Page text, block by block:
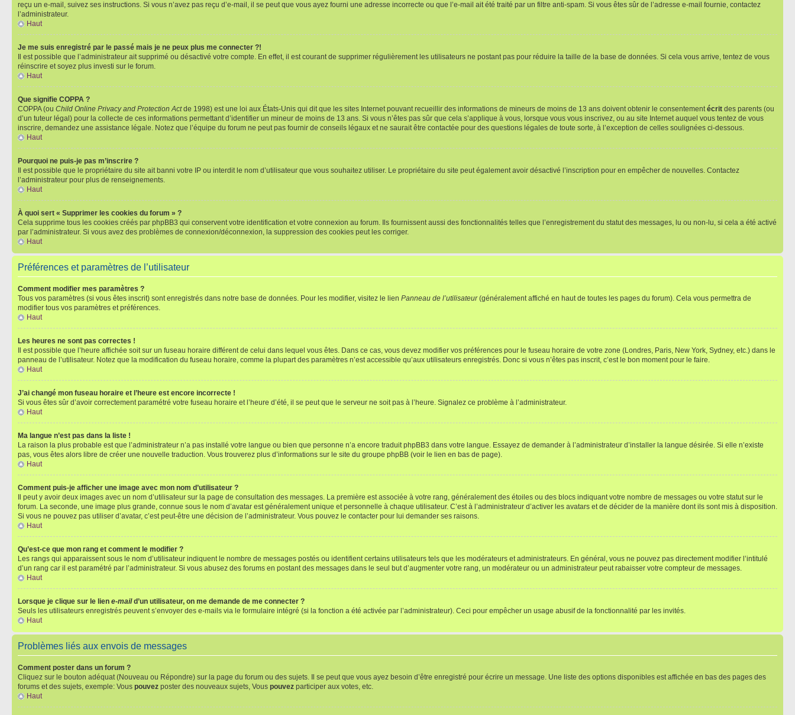
reçu un e-mail, suivez ses instructions. Si vous n’avez pas reçu d’e-mail, il se peut que vous ayez fourni une adresse incorrecte ou que l’e-mail ait été traité par un filtre anti-spam. Si vous êtes sûr de l’adresse e-mail fournie, contactez
l’administrateur.
Haut
Je me suis enregistré par le passé mais je ne peux plus me connecter ?!
Il est possible que l’administrateur ait supprimé ou désactivé votre compte. En effet, il est courant de supprimer régulièrement les utilisateurs ne postant pas pour réduire la taille de la base de données. Si cela vous arrive, tentez de vous
réinscrire et soyez plus investi sur le forum.
Haut
Que signifie COPPA ?
COPPA (ou Child Online Privacy and Protection Actde 1998) est une loi aux États-Unis qui dit que les sites Internet pouvant recueillir des informations de mineurs de moins de 13 ans doivent obtenir le consentementécrit des parents (ou
d’un tuteur légal) pour la collecte de ces informations permettant d’identifier un mineur de moins de 13 ans. Si vous n’êtes pas sûr que cela s’applique à vous, lorsque vous vous inscrivez, ou au site Internet auquel vous tentez de vous
inscrire, demandez une assistance légale. Notez que l’équipe du forum ne peut pas fournir de conseils légaux et ne saurait être contactée pour des questions légales de toute sorte, à l’exception de celles soulignées ci-dessous.
Haut
Pourquoi ne puis-je pas m’inscrire ?
Il est possible que le propriétaire du site ait banni votre IP ou interdit le nom d’utilisateur que vous souhaitez utiliser. Le propriétaire du site peut également avoir désactivé l’inscription pour en empêcher de nouvelles. Contactez
l’administrateur pour plus de renseignements.
Haut
À quoi sert « Supprimer les cookies du forum » ?
Cela supprime tous les cookies créés par phpBB3 qui conservent votre identification et votre connexion au forum. Ils fournissent aussi des fonctionnalités telles que l’enregistrement du statut des messages, lu ou non-lu, si cela a été activé
par l’administrateur. Si vous avez des problèmes de connexion/déconnexion, la suppression des cookies peut les corriger.
Haut
Préférences et paramètres de l’utilisateur
Comment modifier mes paramètres ?
Tous vos paramètres (si vous êtes inscrit) sont enregistrés dans notre base de données. Pour les modifier, visitez le lien Panneau de l’utilisateur(généralement affiché en haut de toutes les pages du forum). Cela vous permettra de
modifier tous vos paramètres et préférences.
Haut
Les heures ne sont pas correctes !
Il est possible que l’heure affichée soit sur un fuseau horaire différent de celui dans lequel vous êtes. Dans ce cas, vous devez modifier vos préférences pour le fuseau horaire de votre zone (Londres, Paris, New York, Sydney, etc.) dans le
panneau de l’utilisateur. Notez que la modification du fuseau horaire, comme la plupart des paramètres n’est accessible qu’aux utilisateurs enregistrés. Donc si vous n’êtes pas inscrit, c’est le bon moment pour le faire.
Haut
J’ai changé mon fuseau horaire et l’heure est encore incorrecte !
Si vous êtes sûr d’avoir correctement paramétré votre fuseau horaire et l’heure d’été, il se peut que le serveur ne soit pas à l’heure. Signalez ce problème à l’administrateur.
Haut
Ma langue n’est pas dans la liste !
La raison la plus probable est que l’administrateur n’a pas installé votre langue ou bien que personne n’a encore traduit phpBB3 dans votre langue. Essayez de demander à l’administrateur d’installer la langue désirée. Si elle n’existe
pas, vous êtes alors libre de créer une nouvelle traduction. Vous trouverez plus d’informations sur le site du groupe phpBB (voir le lien en bas de page).
Haut
Comment puis-je afficher une image avec mon nom d’utilisateur ?
Il peut y avoir deux images avec un nom d’utilisateur sur la page de consultation des messages. La première est associée à votre rang, généralement des étoiles ou des blocs indiquant votre nombre de messages ou votre statut sur le
forum. La seconde, une image plus grande, connue sous le nom d’avatar est généralement unique et personnelle à chaque utilisateur. C’est à l’administrateur d’activer les avatars et de décider de la manière dont ils sont mis à disposition.
Si vous ne pouvez pas utiliser d’avatar, c’est peut-être une décision de l’administrateur. Vous pouvez le contacter pour lui demander ses raisons.
Haut
Qu’est-ce que mon rang et comment le modifier ?
Les rangs qui apparaissent sous le nom d’utilisateur indiquent le nombre de messages postés ou identifient certains utilisateurs tels que les modérateurs et administrateurs. En général, vous ne pouvez pas directement modifier l’intitulé
d’un rang car il est paramétré par l’administrateur. Si vous abusez des forums en postant des messages dans le seul but d’augmenter votre rang, un modérateur ou un administrateur peut rabaisser votre compteur de messages.
Haut
Lorsque je clique sur le lien e-maild’un utilisateur, on me demande de me connecter ?
Seuls les utilisateurs enregistrés peuvent s’envoyer des e-mails via le formulaire intégré (si la fonction a été activée par l’administrateur). Ceci pour empêcher un usage abusif de la fonctionnalité par les invités.
Haut
Problèmes liés aux envois de messages
Comment poster dans un forum ?
Cliquez sur le bouton adéquat (Nouveau ou Répondre) sur la page du forum ou des sujets. Il se peut que vous ayez besoin d’être enregistré pour écrire un message. Une liste des options disponibles est affichée en bas des pages des
forums et des sujets, exemple: Vous pouvez poster des nouveaux sujets, Vous pouvez participer aux votes, etc.
Haut